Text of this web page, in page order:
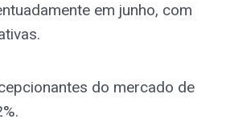
em junho, com
do mercado de